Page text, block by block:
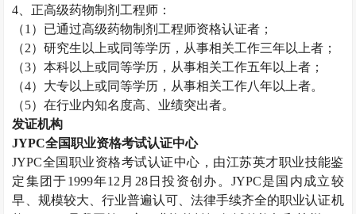
4 、正高级药物制剂工程师：
（1 ）已通过高级药物制剂工程师资格认证者；
（2）研究生以上或同等学历，从事相关工作三年以上者；
（3）本科以上或同等学历，从事相关工作五年以上者；
（4）大专以上或同等学历，从事相关工作八年以上者。
（5）在行业内知名度高、业绩突出者。
发证机构
JYPC全国职业资格考试认证中心
JYPC全国职业资格考试认证中心，由江苏英才职业技能鉴
定集团于1999年12 月 28日投资创办。 JYPC是国内成立较
早、规模较大、行业普遍认可、法律手续齐全的职业认证机